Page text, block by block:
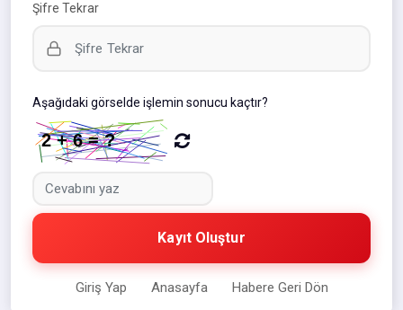
Şifre Tekrar
Aşağıdaki görselde işlemin sonucu kaçtır?
Kayıt Oluştur
Giriş Yap Anasayfa Habere Geri Dön